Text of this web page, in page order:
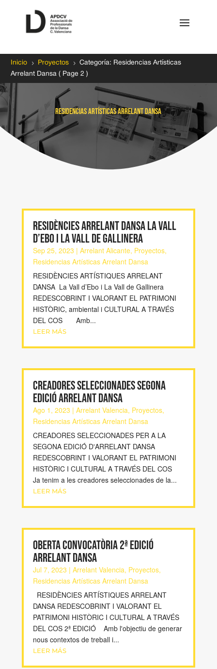
Inicio 5 Proyectos 5
Categoría: Residencias Artísticas
Arrelant Dansa ( Page 2 )
Residencias Artísticas Arrelant Dansa
RESIDÈNCIES ARRELANT DANSA LA VALL
D’EBO I LA VALL DE GALLINERA
Sep 25, 2023 | Arrelant Alicante, Proyectos,
Residencias Artísticas Arrelant Dansa
RESIDÈNCIES ARTÍSTIQUES ARRELANT
DANSA La Vall d’Ebo i La Vall de Gallinera
REDESCOBRINT I VALORANT EL PATRIMONI
HISTÒRIC, ambiental i CULTURAL A TRAVÉS
DEL COS Amb...
LEER MÁS
CREADORES SELECCIONADES SEGONA
EDICIÓ ARRELANT DANSA
Ago 1, 2023 | Arrelant Valencia, Proyectos,
Residencias Artísticas Arrelant Dansa
CREADORES SELECCIONADES PER A LA
SEGONA EDICIÓ D'ARRELANT DANSA
REDESCOBRINT I VALORANT EL PATRIMONI
HISTÒRIC I CULTURAL A TRAVÉS DEL COS
Ja tenim a les creadores seleccionades de la...
LEER MÁS
OBERTA CONVOCATÒRIA 2ª EDICIÓ
ARRELANT DANSA
Jul 7, 2023 | Arrelant Valencia, Proyectos,
Residencias Artísticas Arrelant Dansa
RESIDÈNCIES ARTÍSTIQUES ARRELANT
DANSA REDESCOBRINT I VALORANT EL
PATRIMONI HISTÒRIC I CULTURAL A TRAVÉS
DEL COS 2ª EDICIÓ Amb l'objectiu de generar
nous contextos de treball i...
LEER MÁS